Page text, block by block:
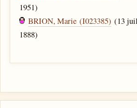
1951)
BRION, Marie (I023385) (13
1888)